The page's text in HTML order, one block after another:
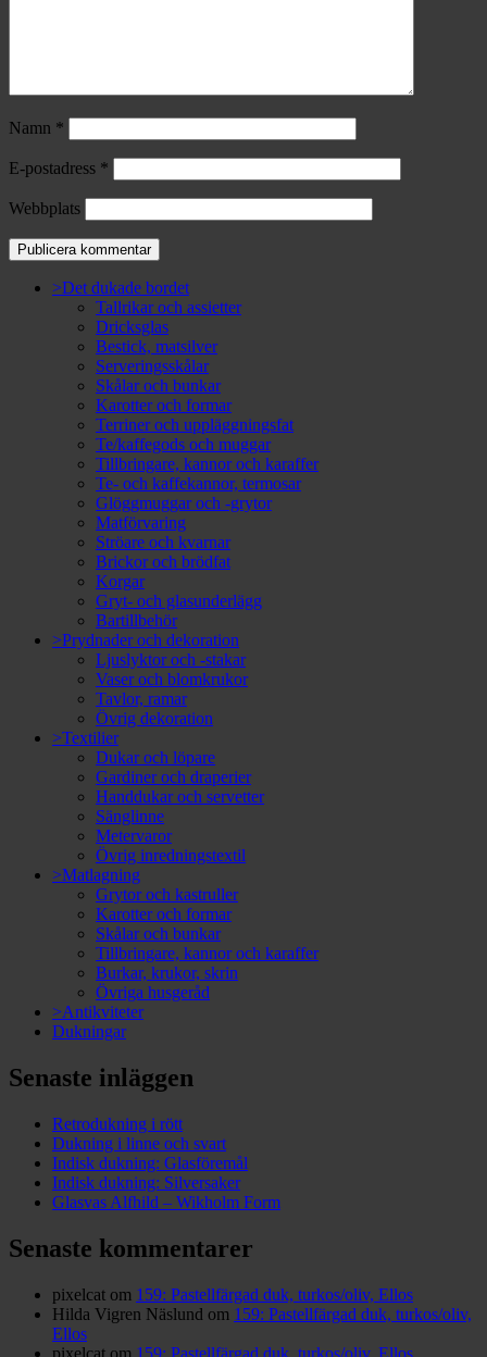
Namn *
E-postadress *
Webbplats
>Det dukade bordet
Tallrikar och assietter
Dricksglas
Bestick, matsilver
Serveringsskålar
Skålar och bunkar
Karotter och formar
Terriner och uppläggningsfat
Te/kaffegods och muggar
Tillbringare, kannor och karaffer
Te- och kaffekannor, termosar
Glöggmuggar och -grytor
Matförvaring
Ströare och kvarnar
Brickor och brödfat
Korgar
Gryt- och glasunderlägg
Bartillbehör
>Prydnader och dekoration
Ljuslyktor och -stakar
Vaser och blomkrukor
Tavlor, ramar
Övrig dekoration
>Textilier
Dukar och löpare
Gardiner och draperier
Handdukar och servetter
Sänglinne
Metervaror
Övrig inredningstextil
>Matlagning
Grytor och kastruller
Karotter och formar
Skålar och bunkar
Tillbringare, kannor och karaffer
Burkar, krukor, skrin
Övriga husgeråd
>Antikviteter
Dukningar
Senaste inläggen
Retrodukning i rött
Dukning i linne och svart
Indisk dukning: Glasföremål
Indisk dukning: Silversaker
Glasvas Alfhild – Wikholm Form
Senaste kommentarer
pixelcat om 159: Pastellfärgad duk, turkos/oliv, Ellos
Hilda Vigren Näslund om 159: Pastellfärgad duk, turkos/oliv,
Ellos
pixelcat om 159: Pastellfärgad duk, turkos/oliv, Ellos